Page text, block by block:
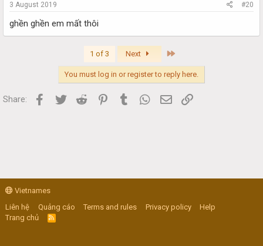
3 August 2019 #20
ghền ghền em mất thôi
1 of 3 Next
You must log in or register to reply here.
Share: Facebook
Twitter Reddit PinterestTumblr WhatsApp
Email
Vietnames
Liên hệ
Quảng cáo Terms and rules Privacy policy
Help
Trang chủ
R
S